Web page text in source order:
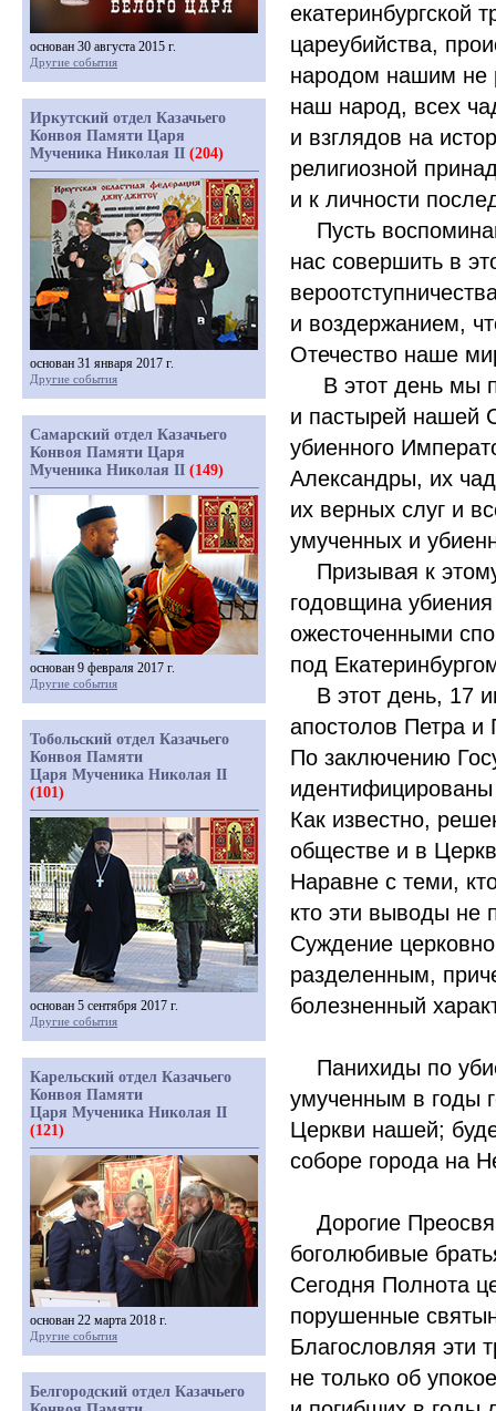
екатеринбургской
цареубийства,
народом нашим не
наш народ, всех
и взглядов на
религиозной
и к личности
Пусть
нас совершить в
и воздержанием,
Отечество наше
В этот день мы
и пастырей нашей
убиенного
Александры, их
их верных слуг и
умученных и
Призывая к
годовщина
ожесточенными
под
В этот день, 17
апостолов Петра и
По заключению
Как известно,
обществе и в
Наравне с теми,
кто эти выводы не
Суждение
разделенным,
болезненный
Панихиды по
умученным в годы
Церкви нашей;
соборе города на
Дорогие
боголюбивые
Сегодня Полнота
порушенные
Благословляя эти
не только об
основан 30 августа 2015 г.
Другие события
Иркутский отдел Казачьего
Конвоя Памяти Царя
Мученика Николая II (204)
основан 31 января 2017 г.
Другие события
Самарский отдел Казачьего
Конвоя Памяти Царя
Мученика Николая II (149)
основан 9 февраля 2017 г.
Другие события
Тобольский отдел Казачьего
Конвоя Памяти
Царя Мученика Николая II
(101)
основан 5 сентября 2017 г.
Другие события
Карельский отдел Казачьего
Конвоя Памяти
Царя Мученика Николая II
(121)
основан 22 марта 2018 г.
Другие события
Белгородский отдел Казачьего